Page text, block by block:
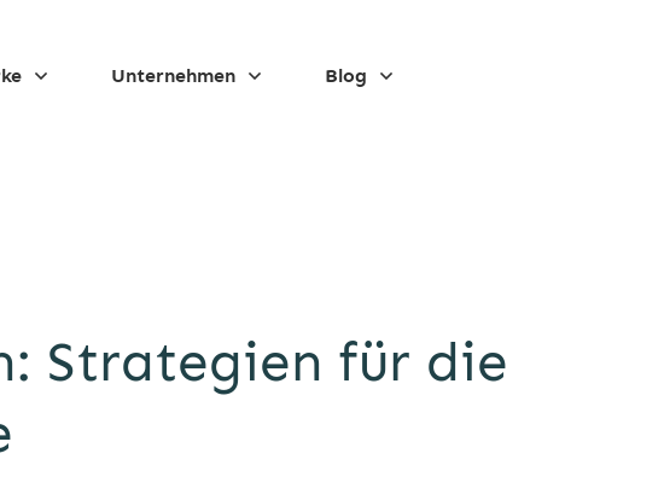
Unternehmen Blog
Strategien für die